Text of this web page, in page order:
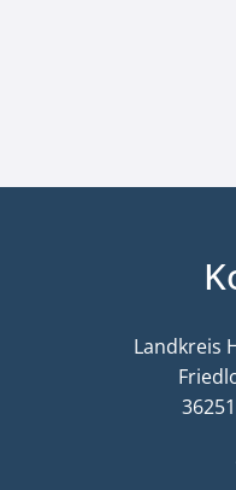
Landkreis